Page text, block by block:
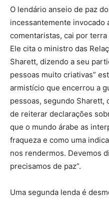
O lendário anseio de paz
incessantemente
comentaristas, cai por
Ele cita o ministro das
Sharett, dizendo a seu
pessoas muito criativas”
armistício que encerrou a
pessoas, segundo Sharett,
de reiterar declarações
que o mundo árabe as
fraqueza e como uma
nos rendermos. Devemos
precisamos de paz”.
Uma segunda lenda é